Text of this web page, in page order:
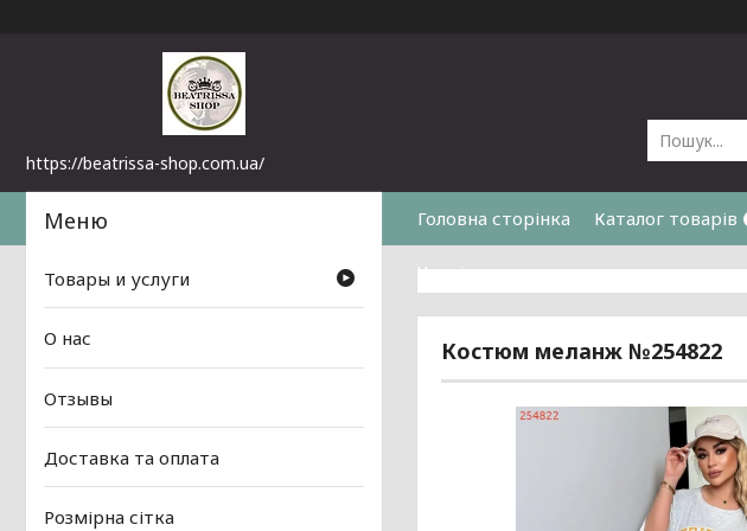
https://beatrissa-shop.com.ua/
Головна сторінка Каталог товарів
Часті питання
Костюм меланж №254822
Товары и услуги
О нас
Отзывы
Доставка та оплата
Розмірна сітка